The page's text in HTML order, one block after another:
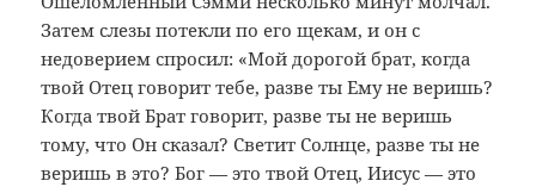
Затем слезы потекли по его щекам, и он с
недоверием спросил: «Мой дорогой брат, когда
твой Отец говорит тебе, разве ты Ему не веришь?
Когда твой Брат говорит, разве ты не веришь
тому, что Он сказал? Светит Солнце, разве ты не
веришь в это? Бог — это твой Отец, Иисус — это